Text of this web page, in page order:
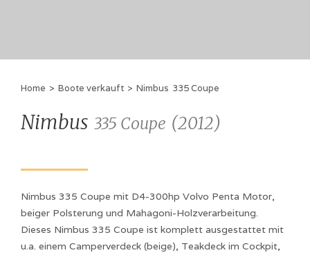
Home > Boote verkauft > Nimbus 335 Coupe
Nimbus 335 Coupe (2012)
Nimbus 335 Coupe mit D4-300hp Volvo Penta Motor,
beiger Polsterung und Mahagoni-Holzverarbeitung.
Dieses Nimbus 335 Coupe ist komplett ausgestattet mit
u.a. einem Camperverdeck (beige), Teakdeck im Cockpit,